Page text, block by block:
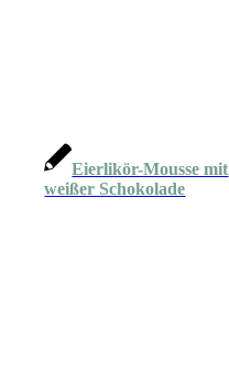
Eierlikör-Mousse mit
weißer Schokolade